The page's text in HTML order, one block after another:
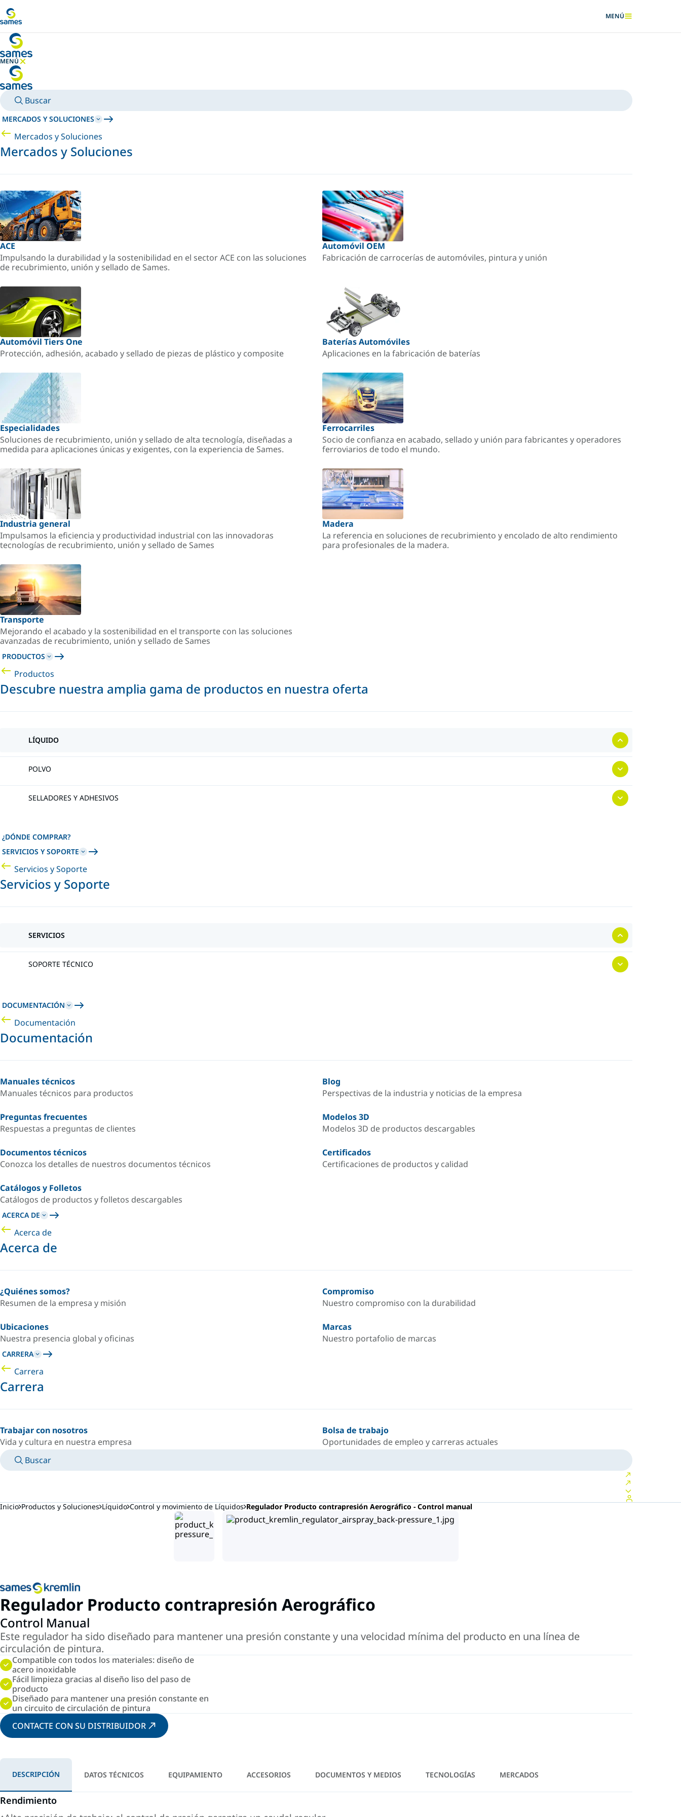
MOSTRAR
MENÚ
MENÚ
OCULTAR MENÚ
Buscar
MERCADOS Y SOLUCIONES
Mercados y Soluciones
Mercados y Soluciones
ACE
Impulsando la durabilidad y la sostenibilidad en el sector ACE con las soluciones
de recubrimiento, unión y sellado de Sames.
Automóvil OEM
Fabricación de carrocerías de automóviles, pintura y unión
Automóvil Tiers One
Protección, adhesión, acabado y sellado de piezas de plástico y composite
Baterías Automóviles
Aplicaciones en la fabricación de baterías
Especialidades
Soluciones de recubrimiento, unión y sellado de alta tecnología, diseñadas a
medida para aplicaciones únicas y exigentes, con la experiencia de Sames.
Ferrocarriles
Socio de confianza en acabado, sellado y unión para fabricantes y operadores
ferroviarios de todo el mundo.
Industria general
Impulsamos la eficiencia y productividad industrial con las innovadoras
tecnologías de recubrimiento, unión y sellado de Sames
Madera
La referencia en soluciones de recubrimiento y encolado de alto rendimiento
para profesionales de la madera.
Transporte
Mejorando el acabado y la sostenibilidad en el transporte con las soluciones
avanzadas de recubrimiento, unión y sellado de Sames
PRODUCTOS
Productos
Descubre nuestra amplia gama de productos en nuestra oferta
LÍQUIDO
POLVO
SELLADORES Y ADHESIVOS
¿DÓNDE COMPRAR?
SERVICIOS Y SOPORTE
Servicios y Soporte
Servicios y Soporte
SERVICIOS
SOPORTE TÉCNICO
DOCUMENTACIÓN
Documentación
Documentación
Manuales técnicos
Manuales técnicos para productos
Blog
Perspectivas de la industria y noticias de la empresa
Preguntas frecuentes
Respuestas a preguntas de clientes
Modelos 3D
Modelos 3D de productos descargables
Documentos técnicos
Conozca los detalles de nuestros documentos técnicos
Certificados
Certificaciones de productos y calidad
Catálogos y Folletos
Catálogos de productos y folletos descargables
ACERCA DE
Acerca de
Acerca de
¿Quiénes somos?
Resumen de la empresa y misión
Compromiso
Nuestro compromiso con la durabilidad
Ubicaciones
Nuestra presencia global y oficinas
Marcas
Nuestro portafolio de marcas
CARRERA
Carrera
Carrera
Trabajar con nosotros
Vida y cultura en nuestra empresa
Bolsa de trabajo
Oportunidades de empleo y carreras actuales
Buscar
Inicio Productos y Soluciones Líquido Control y movimiento de Líquidos Regulador Producto contrapresión Aerográfico - Control manual
Regulador Producto contrapresión Aerográfico
Control Manual
Este regulador ha sido diseñado para mantener una presión constante y una velocidad mínima del producto en una línea de
circulación de pintura.
Compatible con todos los materiales: diseño de
acero inoxidable
Fácil limpieza gracias al diseño liso del paso de
producto
Diseñado para mantener una presión constante en
un circuito de circulación de pintura
CONTACTE CON SU DISTRIBUIDOR
DESCRIPCIÓN DATOS TÉCNICOS EQUIPAMIENTO ACCESORIOS DOCUMENTOS Y MEDIOS TECNOLOGÍAS MERCADOS
Rendimiento